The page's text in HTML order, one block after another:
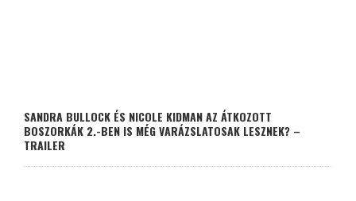
SANDRA BULLOCK ÉS NICOLE KIDMAN AZ ÁTKOZOTT
BOSZORKÁK 2.-BEN IS MÉG VARÁZSLATOSAK LESZNEK? –
TRAILER